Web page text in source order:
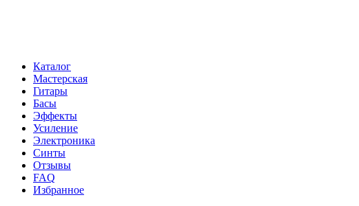
Каталог
Мастерская
Гитары
Басы
Эффекты
Усиление
Электроника
Синты
Отзывы
FAQ
Избранное